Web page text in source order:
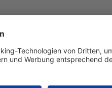
und wurde Ende 2008
Business-Award
sowie dem
zügig in